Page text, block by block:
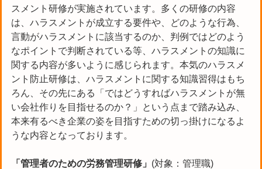
スメント研修が実施されています。多くの研修の内容
は、ハラスメントが成立する要件や、どのような行為、
言動がハラスメントに該当するのか、判例ではどのよう
なポイントで判断されている等、ハラスメントの知識に
関する内容が多いように感じられます。本気のハラスメ
ント防止研修は、ハラスメントに関する知識習得はもち
ろん、その先にある「ではどうすればハラスメントが無
い会社作りを目指せるのか？」という点まで踏み込み、
本来有るべき企業の姿を目指すための切っ掛けになるよ
うな内容となっております。
「管理者のための労務管理研修」 (対象：管理職)